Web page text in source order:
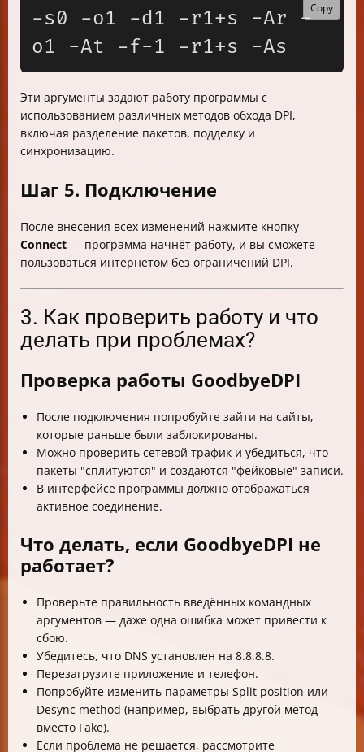
-s0 -o1 -d1 -r1+s -Ar -Copy
Эти аргументы задают работу программы с
использованием различных методов обхода DPI,
включая разделение пакетов, подделку и
синхронизацию.
Шаг 5. Подключение
После внесения всех изменений нажмите кнопку
Connect — программа начнёт работу, и вы сможете
пользоваться интернетом без ограничений DPI.
3. Как проверить работу и что
делать при проблемах?
Проверка работы GoodbyeDPI
После подключения попробуйте зайти на сайты,
которые раньше были заблокированы.
Можно проверить сетевой трафик и убедиться, что
пакеты "сплитуются" и создаются "фейковые" записи.
В интерфейсе программы должно отображаться
активное соединение.
Что делать, если GoodbyeDPI не
работает?
Проверьте правильность введённых командных
аргументов — даже одна ошибка может привести к
сбою.
Убедитесь, что DNS установлен на 8.8.8.8.
Перезагрузите приложение и телефон.
Попробуйте изменить параметры Split position или
Desync method (например, выбрать другой метод
вместо Fake).
Если проблема не решается, рассмотрите